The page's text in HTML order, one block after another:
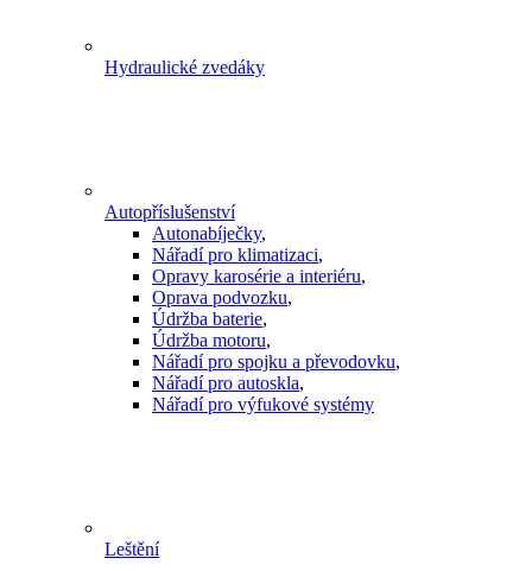
Hydraulické zvedáky
Autopříslušenství
Autonabíječky,
Nářadí pro klimatizaci,
Opravy karosérie a interiéru,
Oprava podvozku,
Údržba baterie,
Údržba motoru,
Nářadí pro spojku a převodovku,
Nářadí pro autoskla,
Nářadí pro výfukové systémy
Leštění